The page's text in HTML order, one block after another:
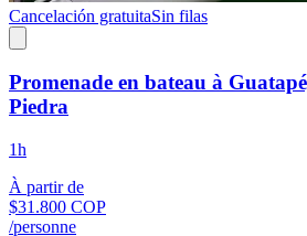
Cancelación gratuitaSin filas
Promenade en bateau à
Piedra
1h
À partir de
$31.800 COP
/personne